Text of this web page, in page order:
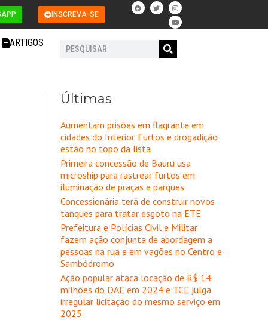
INSCREVA-SE
F
a
c
b
T
w
i
t
I
n
s
t
a
r
Y
o
u
t
u
e
ARTIGOS Pesquisar
Últimas
Aumentam prisões em flagrante em
cidades do Interior. Furtos e drogadição
estão no topo da lista
Primeira concessão de Bauru usa
microship para rastrear furtos em
iluminação de praças e parques
Concessionária terá de construir novos
tanques para tratar esgoto na ETE
Prefeitura e Polícias Civil e Militar
fazem ação conjunta de abordagem a
pessoas na rua e em vagões no Centro e
Sambódromo
Ação popular ataca locação de R$ 14
milhões do DAE em 2024 e TCE julga
irregular licitação do mesmo serviço em
2025